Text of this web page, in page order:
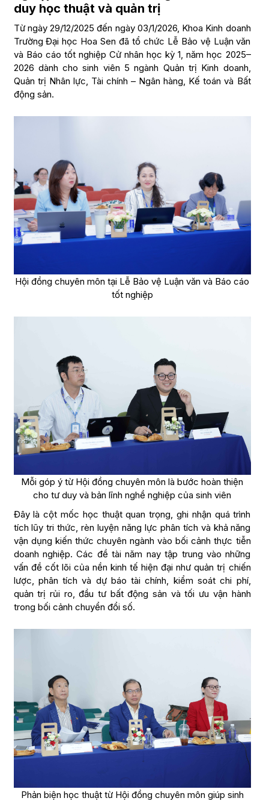
duy học thuật và quản trị
Từ ngày 29/12/2025 đến ngày 03/1/2026, Khoa Kinh doanh
Trường Đại học Hoa Sen đã tổ chức Lễ Bảo vệ Luận văn
và Báo cáo tốt nghiệp Cử nhân học kỳ 1, năm học 2025–
2026 dành cho sinh viên 5 ngành Quản trị Kinh doanh,
Quản trị Nhân lực, Tài chính – Ngân hàng, Kế toán và Bất
động sản.
Hội đồng chuyên môn tại Lễ Bảo vệ Luận văn và Báo cáo
tốt nghiệp
Mỗi góp ý từ Hội đồng chuyên môn là bước hoàn thiện
cho tư duy và bản lĩnh nghề nghiệp của sinh viên
Đây là cột mốc học thuật quan trọng, ghi nhận quá trình
tích lũy tri thức, rèn luyện năng lực phân tích và khả năng
vận dụng kiến thức chuyên ngành vào bối cảnh thực tiễn
doanh nghiệp. Các đề tài năm nay tập trung vào những
vấn đề cốt lõi của nền kinh tế hiện đại như quản trị chiến
lược, phân tích và dự báo tài chính, kiểm soát chi phí,
quản trị rủi ro, đầu tư bất động sản và tối ưu vận hành
trong bối cảnh chuyển đổi số.
Phản biện học thuật từ Hội đồng chuyên môn giúp sinh